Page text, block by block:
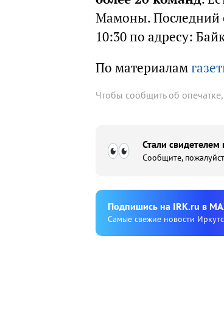
Мамоны. Последний
10:30 по адресу:
По материалам
Чтобы сообщить об
Стали
Сообщите,
Подпишиcь на IRK.ru в
Cамые свежие новости